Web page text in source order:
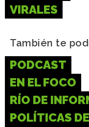
VIRALES
También te
PODCAST
EN EL FOCO
RÍO DE
POLÍTICAS